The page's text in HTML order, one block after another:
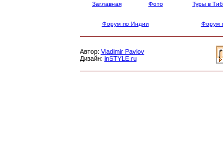
Заглавная Фото Туры в
Форум по Индии Форум
Автор: Vladimir Pavlov
Дизайн: inSTYLE.ru